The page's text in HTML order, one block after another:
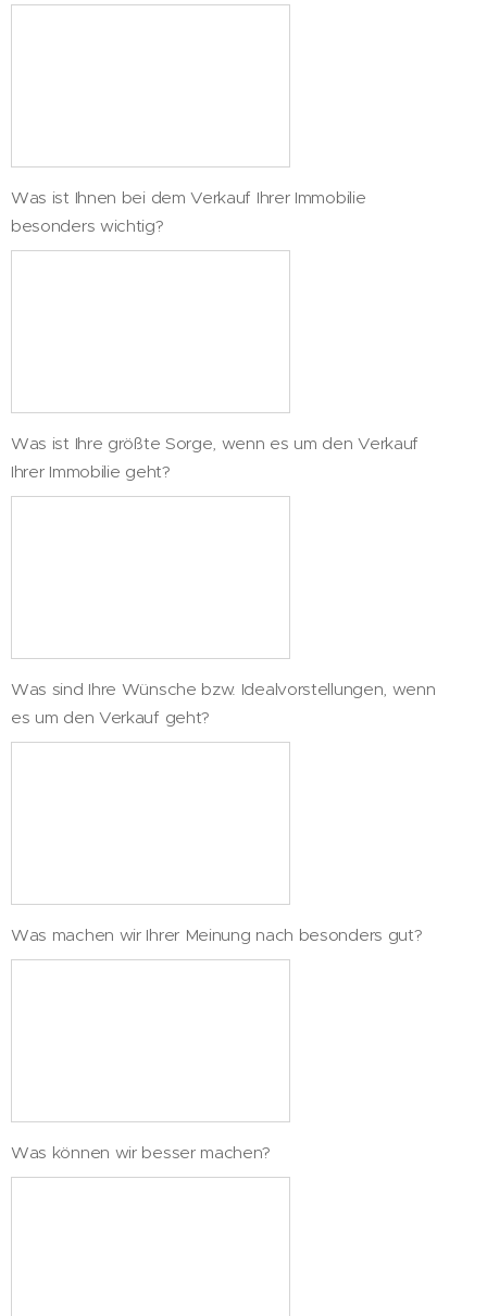
Was ist Ihnen bei dem Verkauf Ihrer Immobilie
besonders wichtig?
Was ist Ihre größte Sorge, wenn es um den Verkauf
Ihrer Immobilie geht?
Was sind Ihre Wünsche bzw. Idealvorstellungen, wenn
es um den Verkauf geht?
Was machen wir Ihrer Meinung nach besonders gut?
Was können wir besser machen?